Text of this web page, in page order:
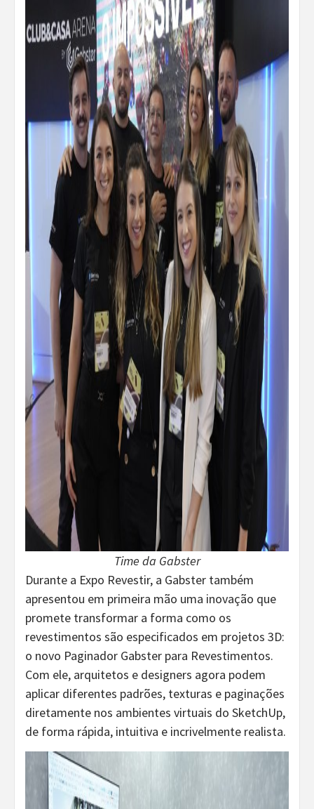
Time da Gabster
Durante a Expo Revestir, a Gabster também
apresentou em primeira mão uma inovação que
promete transformar a forma como os
revestimentos são especificados em projetos 3D:
o novo Paginador Gabster para Revestimentos.
Com ele, arquitetos e designers agora podem
aplicar diferentes padrões, texturas e paginações
diretamente nos ambientes virtuais do SketchUp,
de forma rápida, intuitiva e incrivelmente realista.